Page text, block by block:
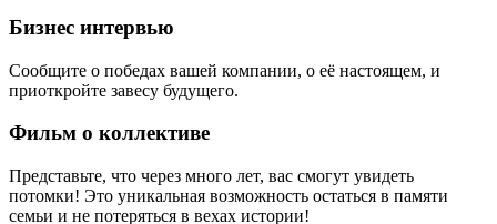
Бизнес интервью
Сообщите о победах вашей компании, о её настоящем, и
приоткройте завесу будущего.
Фильм о коллективе
Представьте, что через много лет, вас смогут увидеть
потомки! Это уникальная возможность остаться в памяти
семьи и не потеряться в вехах истории!